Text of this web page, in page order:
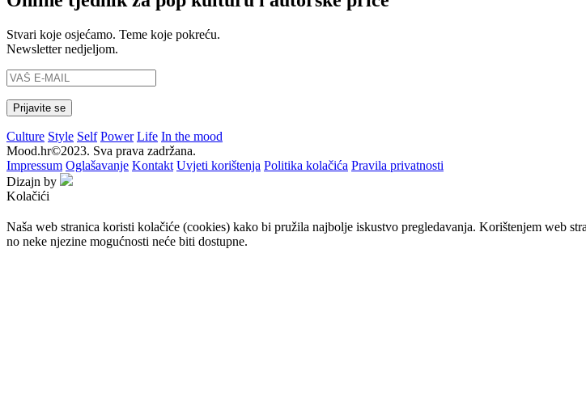
Stvari koje osjećamo. Teme koje pokreću.
Newsletter nedjeljom.
Culture Style Self Power Life In the mood
Mood.hr©2023. Sva prava zadržana.
Impressum Oglašavanje Kontakt Uvjeti korištenja Politika kolačića Pravila privatnosti
Dizajn by
Kolačići
Naša web stranica koristi kolačiće (cookies) kako bi pružila najbolje iskustvo pregledavanja. Korištenjem web
no neke njezine mogućnosti neće biti dostupne.